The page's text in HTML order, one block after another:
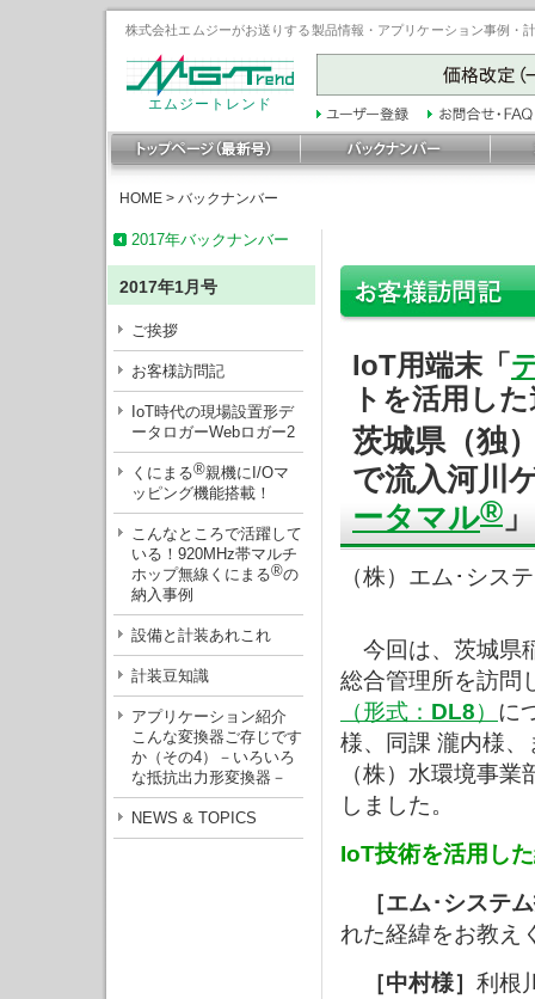
株式会社エムジーがお送りする製品情報・アプリケーション事例
エムジートレンド
HOME > バックナンバー
2017年バックナンバー
2017年1月号
ご挨拶
お客様訪問記
IoT時代の現場設置形デ
ータロガーWebロガー2
くにまる®親機にI/Oマ
ッピング機能搭載！
こんなところで活躍して
いる！920MHz帯マルチ
ホップ無線くにまる®の
納入事例
設備と計装あれこれ
計装豆知識
アプリケーション紹介
こんな変換器ご存じです
か（その4）－いろいろ
な抵抗出力形変換器－
NEWS & TOPICS
IoT用端末「
トを活用し
茨城県（独
で流入河川
ータマル® 」
（株）エム･シス
今回は、茨城県
総合管理所を訪問
（形式： DL8） に
様、同課 瀧内様
（株）水環境事
しました。
IoT技術を活用し
［エム･システ
れた経緯をお教え
［中村様］ 利根